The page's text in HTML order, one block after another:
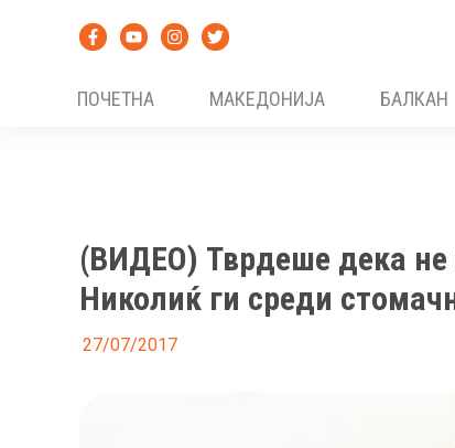
ПОЧЕТНА
МАКЕДОНИЈА БАЛКАН
(ВИДЕО) Тврдеше дека не
Николиќ ги среди
27/07/2017